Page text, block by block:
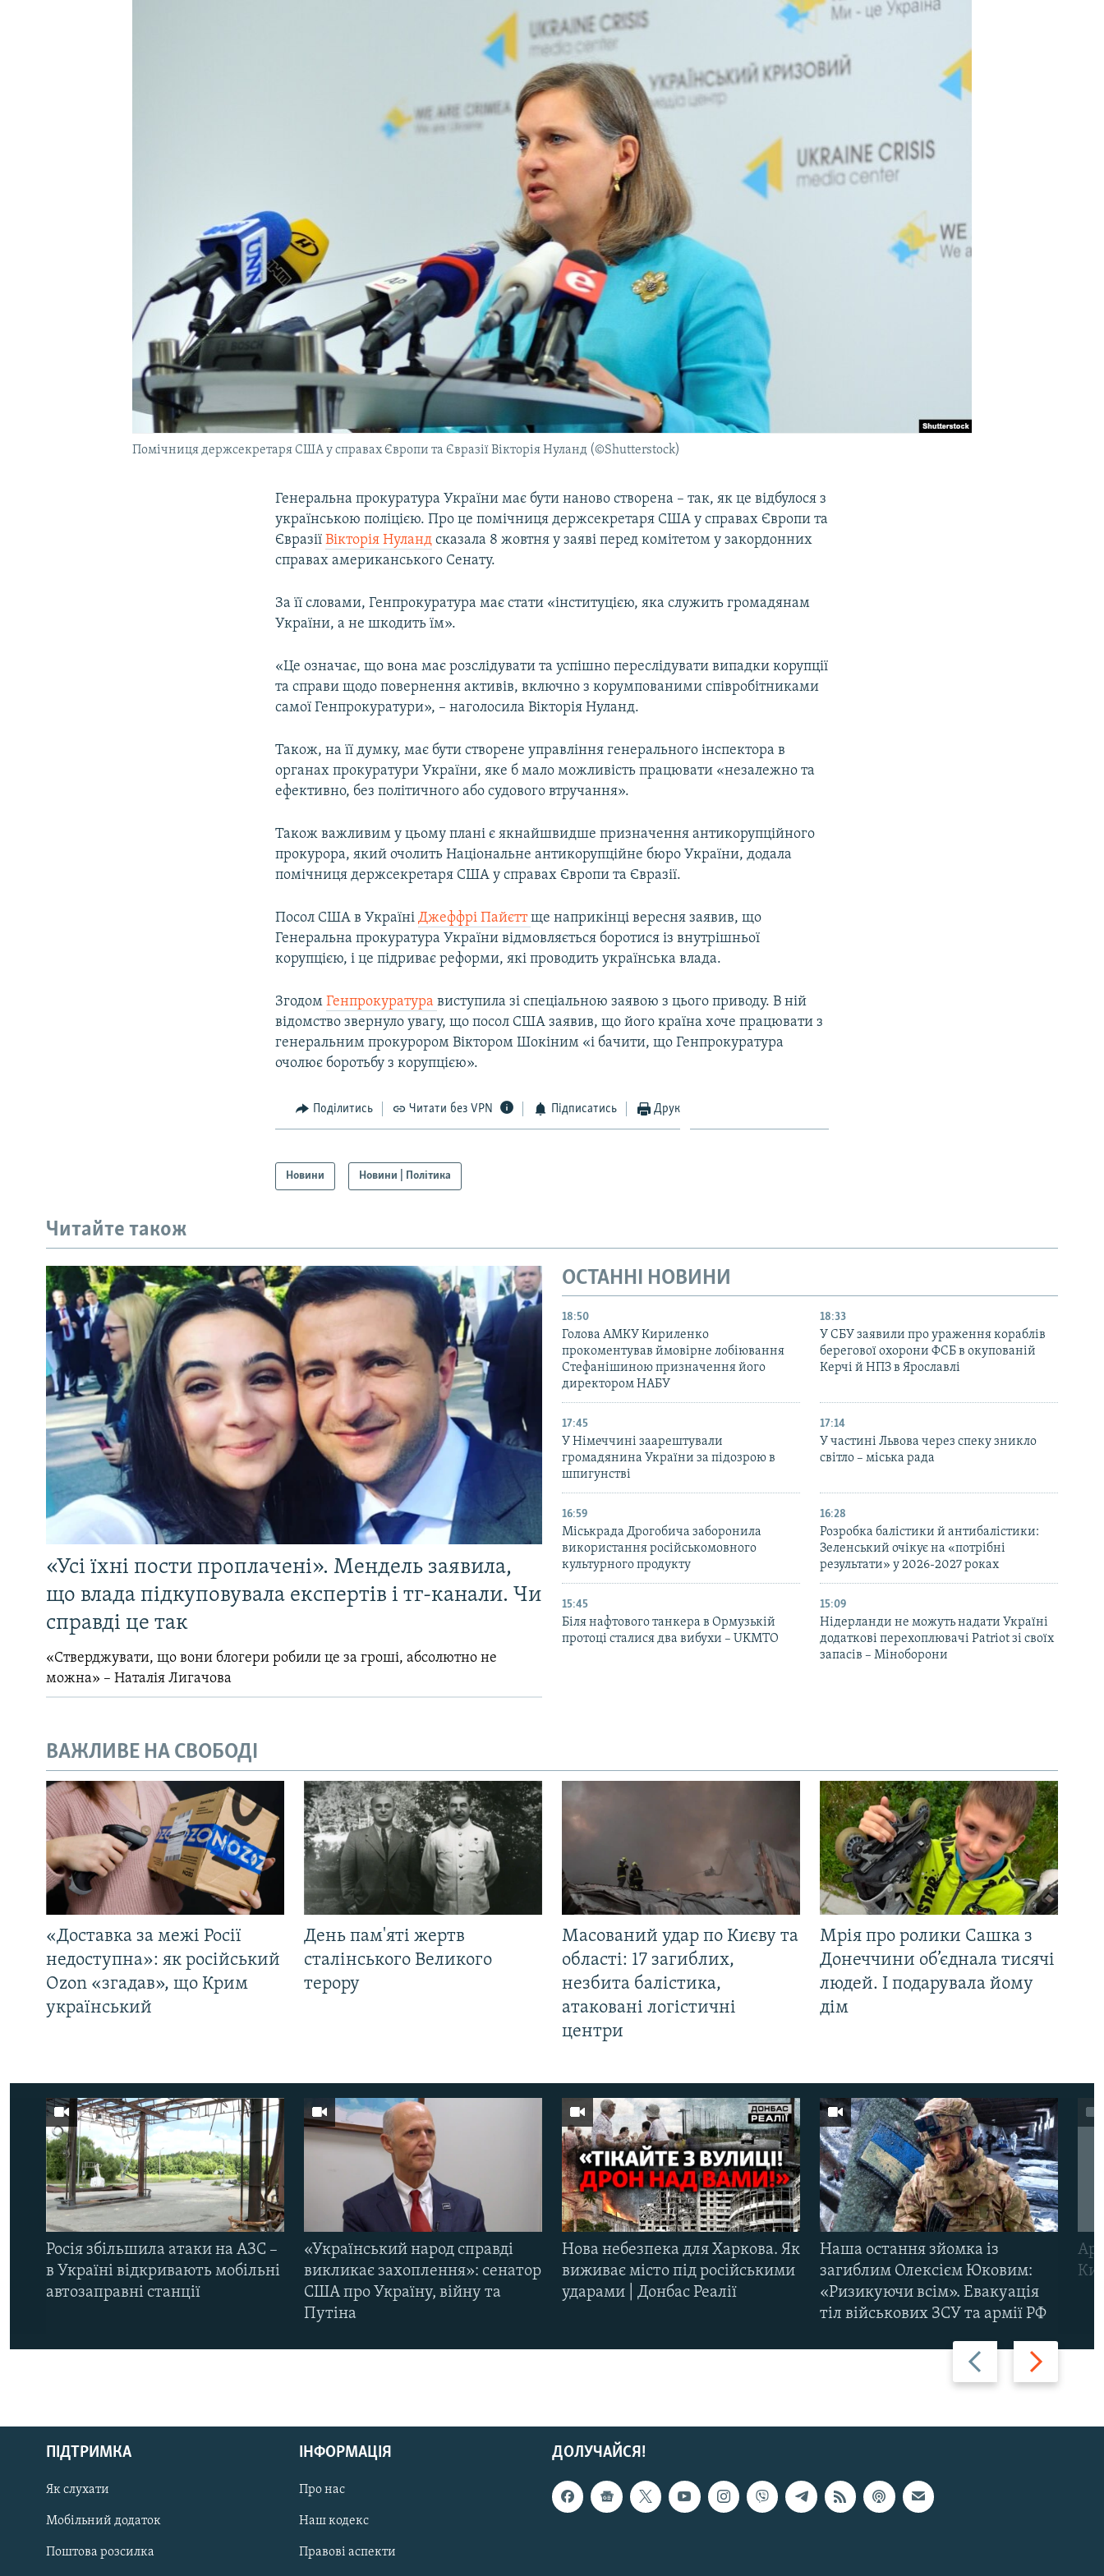
РУС
ДОЛУЧАЙСЯ!
Помічниця держсекретаря США у справах Європи та Євразії Вікторія Нуланд (©Shutterstock)
Генеральна прокуратура України має бути наново створена – так, як це відбулося з
українською поліцією. Про це помічниця держсекретаря США у справах Європи та
ЄвразіїВікторія Нуланд сказала 8 жовтня у заяві перед комітетом у закордонних
справах американського Сенату.
За її словами, Генпрокуратура має стати «інституцією, яка служить громадянам
України, а не шкодить їм».
«Це означає, що вона має розслідувати та успішно переслідувати випадки корупції
та справи щодо повернення активів, включно з корумпованими співробітниками
самої Генпрокуратури», – наголосила Вікторія Нуланд.
Також, на її думку, має бути створене управління генерального інспектора в
органах прокуратури України, яке б мало можливість працювати «незалежно та
ефективно, без політичного або судового втручання».
Також важливим у цьому плані є якнайшвидше призначення антикорупційного
прокурора, який очолить Національне антикорупційне бюро України, додала
помічниця держсекретаря США у справах Європи та Євразії.
Посол США в УкраїніДжеффрі Пайєттще наприкінці вересня заявив, що
Генеральна прокуратура України відмовляється боротися із внутрішньої
корупцією, і це підриває реформи, які проводить українська влада.
ЗгодомГенпрокуратуравиступила зі спеціальною заявою з цього приводу. В ній
відомство звернуло увагу, що посол США заявив, що його країна хоче працювати з
генеральним прокурором Віктором Шокіним «і бачити, що Генпрокуратура
очолює боротьбу з корупцією».
Поділитись Читати без VPN Підписатись Друк
Новини Новини | Політика
Читайте також
«Усі їхні пости проплачені». Мендель заявила,
що влада підкуповувала експертів і тг-канали. Чи
справді це так
«Стверджувати, що вони блогери робили це за гроші, абсолютно не
можна» – Наталія Лигачова
ОСТАННІ НОВИНИ
18:50
Голова АМКУ Кириленко
прокоментував ймовірне лобіювання
Стефанішиною призначення його
директором НАБУ
18:33
У СБУ заявили про ураження кораблів
берегової охорони ФСБ в окупованій
Керчі й НПЗ в Ярославлі
17:45
У Німеччині заарештували
громадянина України за підозрою в
шпигунстві
17:14
У частині Львова через спеку зникло
світло – міська рада
16:59
Міськрада Дрогобича заборонила
використання російськомовного
культурного продукту
16:28
Розробка балістики й антибалістики:
Зеленський очікує на «потрібні
результати» у 2026-2027 роках
15:45
Біля нафтового танкера в Ормузькій
протоці сталися два вибухи – UKMTO
15:09
Нідерланди не можуть надати Україні
додаткові перехоплювачі Patriot зі своїх
запасів – Міноборони
ВАЖЛИВЕ НА СВОБОДІ
«Доставка за межі Росії
недоступна»: як російський
Ozon «згадав», що Крим
український
День пам'яті жертв
сталінського Великого
терору
Масований удар по Києву та
області: 17 загиблих,
незбита балістика,
атаковані логістичні
центри
Мрія про ролики Сашка з
Донеччини об’єднала тисячі
людей. І подарувала йому
дім
Назад Вперед
Росія збільшила атаки на АЗС –
в Україні відкривають мобільні
автозаправні станції
«Український народ справді
викликає захоплення»: сенатор
США про Україну, війну та
Путіна
Нова небезпека для Харкова. Як
виживає місто під російськими
ударами | Донбас Реалії
Наша остання зйомка із
загиблим Олексієм Юковим:
«Ризикуючи всім». Евакуація
тіл військових ЗСУ та армії РФ
ДОЛУЧАЙСЯ!
ПІДТРИМКА
Як слухати
Мобільний додаток
Поштова розсилка
ІНФОРМАЦІЯ
Про нас
Наш кодекс
Правові аспекти